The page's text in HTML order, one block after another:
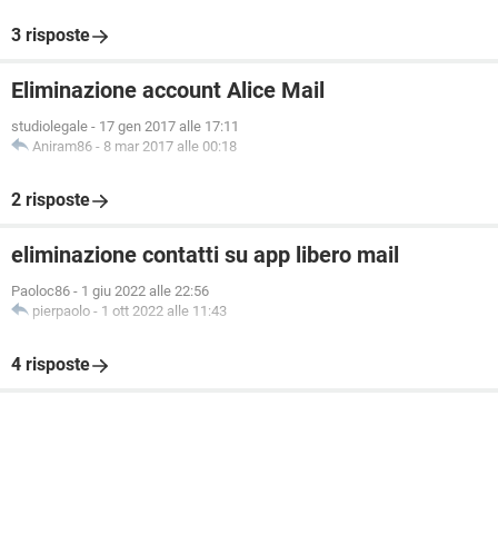
3 risposte
Eliminazione account Alice Mail
studiolegale - 17 gen 2017 alle 17:11
Aniram86 - 8 mar 2017 alle 00:18
2 risposte
eliminazione contatti su app libero mail
Paoloc86 - 1 giu 2022 alle 22:56
pierpaolo - 1 ott 2022 alle 11:43
4 risposte